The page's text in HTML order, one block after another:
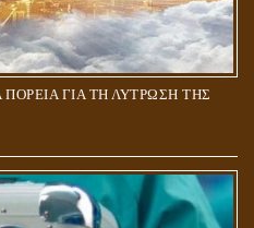
ΓΙΑ ΤΗ ΛΥΤΡΩΣΗ ΤΗΣ